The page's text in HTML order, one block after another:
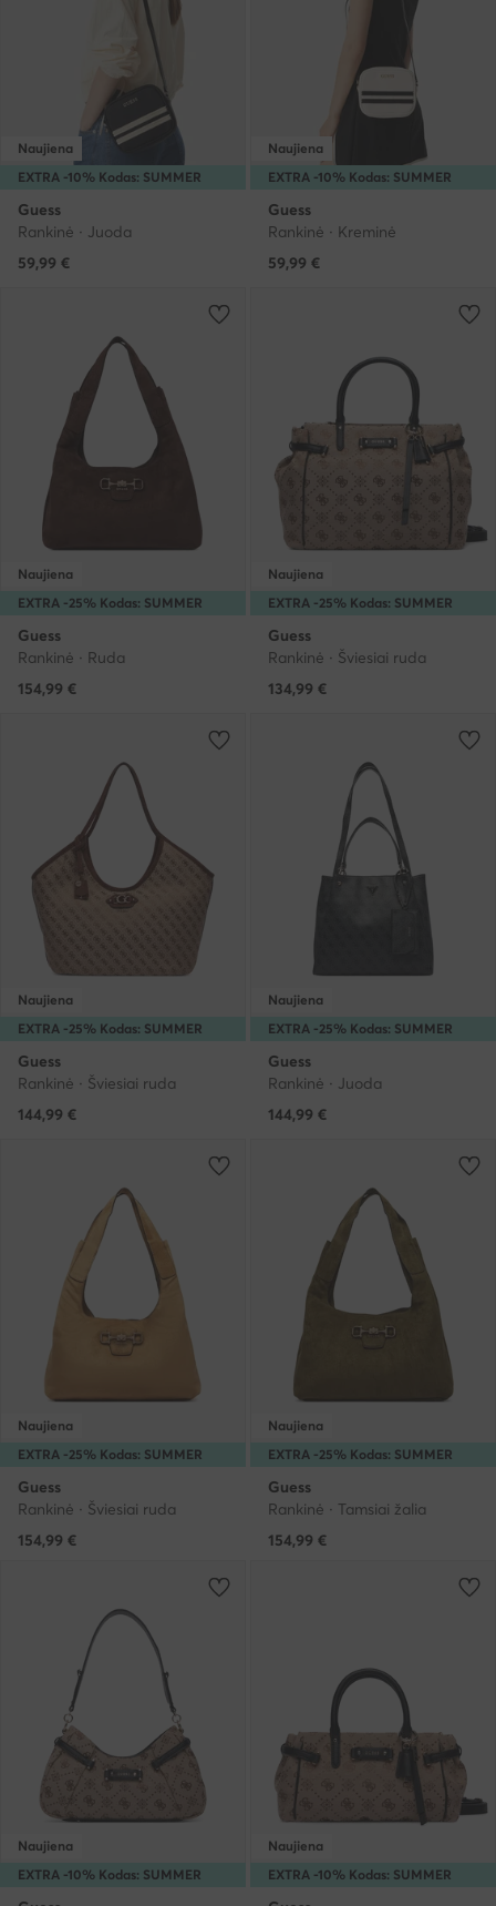
EXTRA -10% Kodas: SUMMER
Naujiena
Guess
Rankinė · Juoda
59,99 €
EXTRA -10% Kodas: SUMMER
Naujiena
Guess
Rankinė · Kreminė
59,99 €
EXTRA -25% Kodas: SUMMER
Naujiena
Guess
Rankinė · Ruda
154,99 €
EXTRA -25% Kodas: SUMMER
Naujiena
Guess
Rankinė · Šviesiai ruda
134,99 €
EXTRA -25% Kodas: SUMMER
Naujiena
Guess
Rankinė · Šviesiai ruda
144,99 €
EXTRA -25% Kodas: SUMMER
Naujiena
Guess
Rankinė · Juoda
144,99 €
EXTRA -25% Kodas: SUMMER
Naujiena
Guess
Rankinė · Šviesiai ruda
154,99 €
EXTRA -25% Kodas: SUMMER
Naujiena
Guess
Rankinė · Tamsiai žalia
154,99 €
EXTRA -10% Kodas: SUMMER
Naujiena
EXTRA -10% Kodas: SUMMER
Naujiena